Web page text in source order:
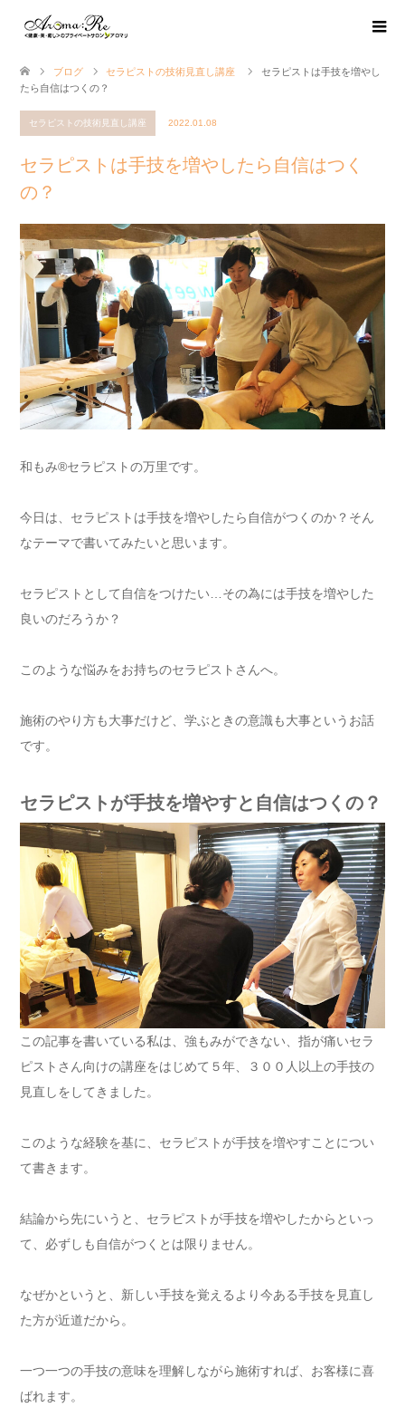
ブログ セラピストの技術見直し講座
セラピストは手技を増やし
たら自信はつくの？
セラピストの技術見直し講座 2022.01.08
セラピストは手技を増やしたら自信はつく
の？
和もみ®セラピストの万里です。
今日は、セラピストは手技を増やしたら自信がつくのか？そん
なテーマで書いてみたいと思います。
セラピストとして自信をつけたい…その為には手技を増やした
良いのだろうか？
このような悩みをお持ちのセラピストさんへ。
施術のやり方も大事だけど、学ぶときの意識も大事というお話
です。
セラピストが手技を増やすと自信はつくの？
この記事を書いている私は、強もみができない、指が痛いセラ
ピストさん向けの講座をはじめて５年、３００人以上の手技の
見直しをしてきました。
このような経験を基に、セラピストが手技を増やすことについ
て書きます。
結論から先にいうと、セラピストが手技を増やしたからといっ
て、必ずしも自信がつくとは限りません。
なぜかというと、新しい手技を覚えるより今ある手技を見直し
た方が近道だから。
一つ一つの手技の意味を理解しながら施術すれば、お客様に喜
ばれます。